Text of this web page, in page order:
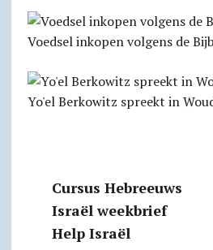
Voedsel inkopen volgens de
Yo'el Berkowitz spreekt in
Cursus Hebreeuws
Israël weekbrief
Help Israël